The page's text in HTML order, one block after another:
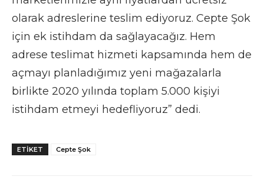
olarak adreslerine teslim ediyoruz. Cepte Şok
için ek istihdam da sağlayacağız. Hem
adrese teslimat hizmeti kapsamında hem de
açmayı planladığımız yeni mağazalarla
birlikte 2020 yılında toplam 5.000 kişiyi
istihdam etmeyi hedefliyoruz” dedi.
ETIKET Cepte Şok